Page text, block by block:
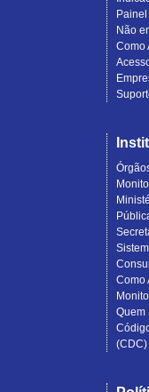
Não
Como
Como
Quem
(CDC)